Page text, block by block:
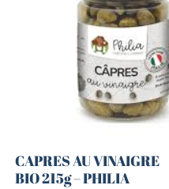
CAPRES AU VINAIGRE
BIO 215g – PHILIA